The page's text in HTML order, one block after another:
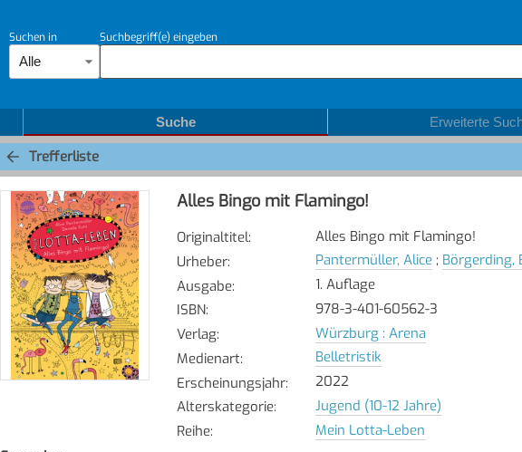
Suchen in
Alle
Suchbegriff(e) eingeben
Suche Erweiterte
Trefferliste
Alles Bingo mit Flamingo!
Originaltitel:
Alles Bingo mit Flamingo!
Urheber: Pantermüller, Alice; Börgerding,
Ausgabe:
1. Auflage
ISBN:
978-3-401-60562-3
Verlag:
Würzburg : Arena
Medienart:
Belletristik
Erscheinungsjahr:
2022
Alterskategorie:
Jugend (10-12 Jahre)
Reihe: Mein Lotta-Leben